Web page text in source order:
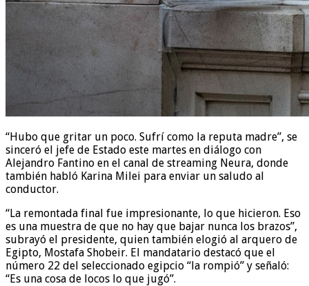
“Hubo que gritar un poco. Sufrí como la reputa madre”, se
sinceró el jefe de Estado este martes en diálogo con
Alejandro Fantino en el canal de streaming Neura, donde
también habló Karina Milei para enviar un saludo al
conductor.
“La remontada final fue impresionante, lo que hicieron. Eso
es una muestra de que no hay que bajar nunca los brazos”,
subrayó el presidente, quien también elogió al arquero de
Egipto, Mostafa Shobeir. El mandatario destacó que el
número 22 del seleccionado egipcio “la rompió” y señaló:
“Es una cosa de locos lo que jugó”.